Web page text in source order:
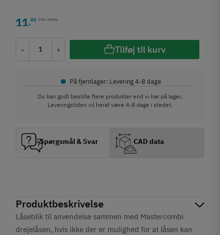
Produktbeskrivelse
Låseblik til anvendelse sammen med Mastercombi
drejelåsen, hvis ikke der er mulighed for at låsen kan
11,05 Inkl. moms
- + Tilføj til kurv
• På fjernlager: Levering 4-8 dage
Du kan godt bestille flere produkter end vi har på lager.
Leveringstiden vil heraf være 4-8 dage i stedet.
Spørgsmål & Svar CAD data